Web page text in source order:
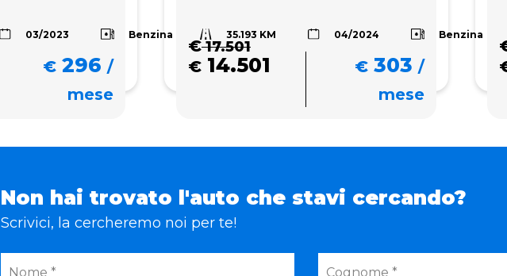
03/2023 Benzina
€ 296 /
mese
35.193 KM 04/2024 Benzina
€17.501
€ 14.501 € 303 /
mese
Non hai trovato l'auto che stavi cercando?
Scrivici, la cercheremo noi per te!